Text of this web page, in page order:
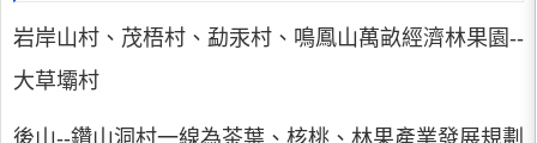
岩岸山村、茂梧村、勐汞村、鳴鳳山萬畝經濟林果園--
大草壩村
後山--鑽山洞村一線為茶葉、核桃、林果產業發展規劃